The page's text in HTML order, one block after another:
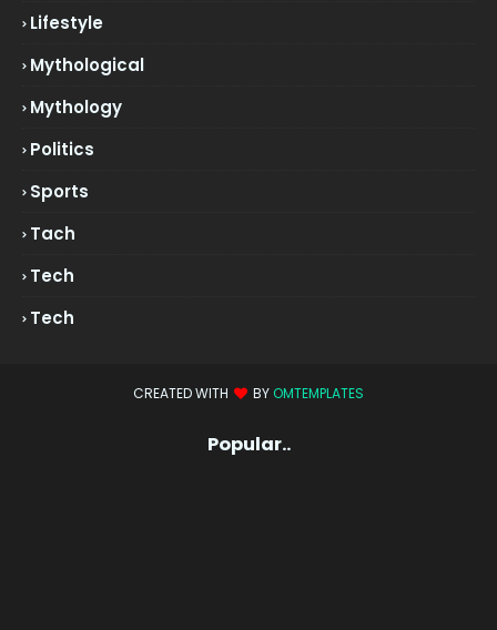
Lifestyle
Mythological
Mythology
Politics
Sports
Tach
Tech
Tech
CREATED WITH BY OMTEMPLATES
Popular..